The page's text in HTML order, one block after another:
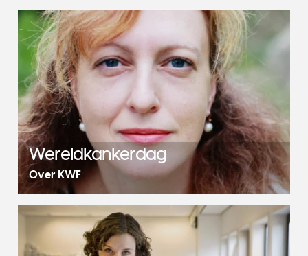
Wereldkankerdag
Over KWF